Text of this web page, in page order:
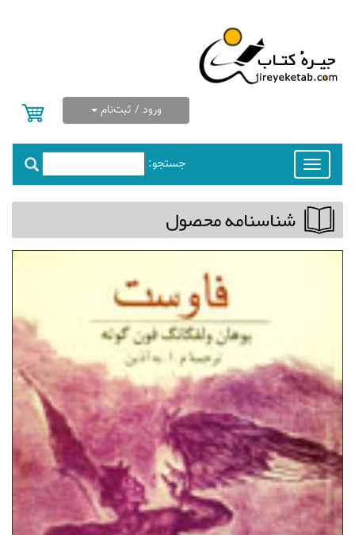
ورود / ثبت‌نام
جستجو:
Toggle
navigation
شناسنامه محصول